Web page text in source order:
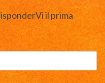
il prima